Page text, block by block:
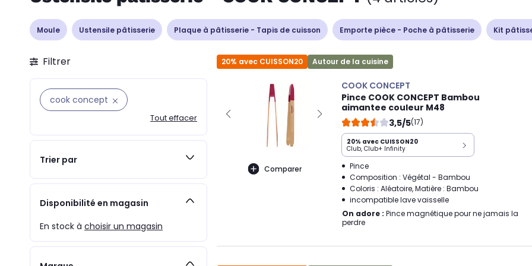
Moule Ustensile pâtisserie Plaque à pâtisserie - Tapis de cuisson Emporte pièce - Poche à pâtisserie Kit
Filtrer
cook concept
Tout effacer
Trier par
Disponibilité en magasin
En stock à choisir un magasin
20% avec CUISSON20 Autour de la cuisine
Comparer
COOK CONCEPT
Pince COOK CONCEPT Bambou
aimantee couleur M48
3,5/5(17)
20% avec CUISSON20
Club, Club+ Infinity
Pince
Composition : Végétal - Bambou
Coloris : Aléatoire, Matière : Bambou
incompatible lave vaisselle
On adore : Pince magnétique pour ne jamais la
perdre